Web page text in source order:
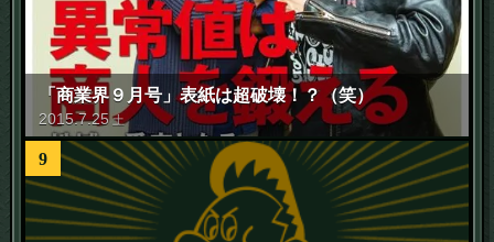
「商業界９月号」表紙は超破壊！？（笑）
2015.7.25 土
9